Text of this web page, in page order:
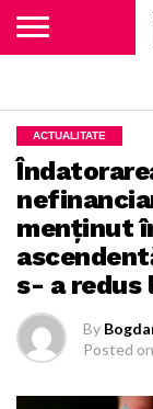
ACTUALITATE
menţinut
s- a redus
By
Posted on